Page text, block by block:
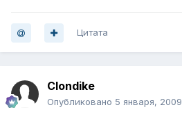
Цитата
Clondike
Опубликовано 5 января, 2009